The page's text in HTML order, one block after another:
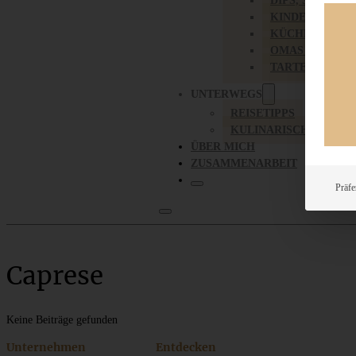
UNTERWEGS
REISETIPPS
KULINARISCH
ÜBER MICH
ZUSAMMENARBEIT
Caprese
Keine Beiträge gefunden
Unternehmen Entdecken